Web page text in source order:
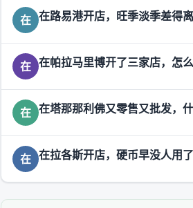
在 在路易港开店，旺季淡季差得
在 在帕拉马里博开了三家店，怎
在 在塔那那利佛又零售又批发，
在 在拉各斯开店，硬币早没人用